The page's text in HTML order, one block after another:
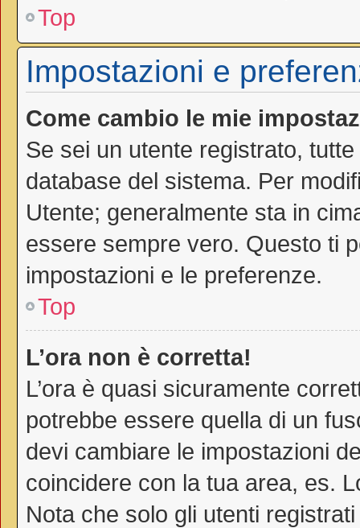
Top
Impostazioni e
Come cambio le mie
Se sei un utente registrato,
database del sistema. Per
Utente; generalmente sta in
essere sempre vero. Questo ti
impostazioni e le preferenze.
Top
L’ora non è corretta!
L’ora è quasi sicuramente
potrebbe essere quella di un
devi cambiare le impostazioni
coincidere con la tua area, es.
Nota che solo gli utenti